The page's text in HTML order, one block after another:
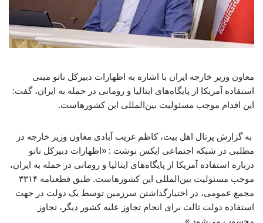
معاون وزیر خارجه ایران با اشاره به اظهارات دبیرکل ناتو مبنی
استفاده آمریکا از پایگاه‌های ایتالیا و رومانی در حمله به ایران، گفت:
این اقدام موجب مسئولیت بین‌المللی این کشورهاست.
به گزارش پرتال اهل بیت، کاظم غریب آبادی معاون وزیر خارجه در
مطلبی در شبکه اجتماعی ایکس نوشت : «اظهارات دبیرکل ناتو
درباره استفاده آمریکا از پایگاه‌های ایتالیا و رومانی در حمله به ایران،
موجب مسئولیت بین‌المللی این کشورهاست. طبق قطعنامه ۳۳۱۴
مجمع عمومی، در اختیارگذاشتن سرزمین توسط یک دولت در جهت
استفاده دولت ثالث برای انجام تجاوز علیه کشور دیگر، تجاوز
محسوب می‌شود.»